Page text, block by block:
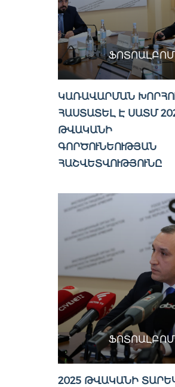
ՖՈՏՈԱԼԲՈՄ
ԿԱՌԱՎԱՐՄԱՆ
ՀԱՍՏԱՏԵԼ Է ՍԱՏՄ
ԹՎԱԿԱՆԻ
ԳՈՐԾՈՒՆԵՈՒԹՅԱՆ
ՀԱՇՎԵՏՎՈՒԹՅՈՒՆԸ
ՖՈՏՈԱԼԲՈՄ
2025 ԹՎԱԿԱՆԻ